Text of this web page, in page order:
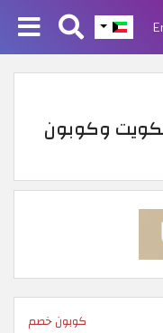
خصم ماكس 2026 الكويت وكوبون
كوبون خصم